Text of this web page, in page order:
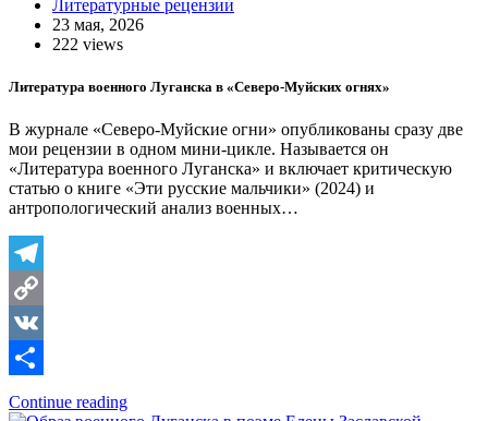
Литературные рецензии
23 мая, 2026
222 views
Литература военного Луганска в «Северо-Муйских огнях»
В журнале «Северо-Муйские огни» опубликованы сразу две
мои рецензии в одном мини-цикле. Называется он
«Литература военного Луганска» и включает критическую
статью о книге «Эти русские мальчики» (2024) и
антропологический анализ военных…
Telegram
Copy
Link
VK
Отправить
Continue reading